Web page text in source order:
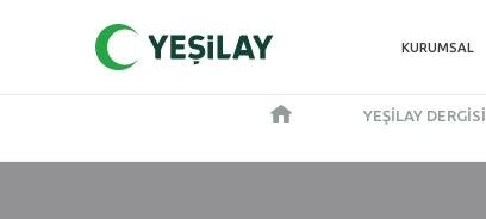
KURUMSAL
YEŞILAY DERGISI